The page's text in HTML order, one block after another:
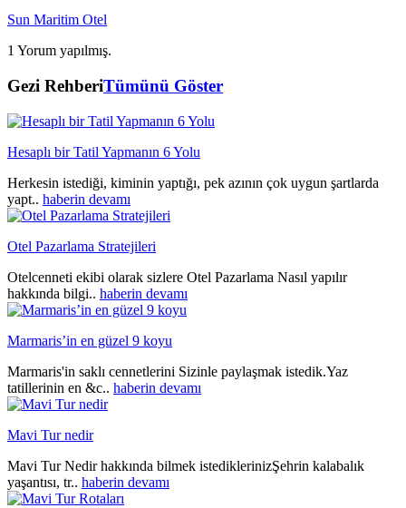
Sun Maritim Otel
1 Yorum yapılmış.
Gezi RehberiTümünü Göster
Hesaplı bir Tatil Yapmanın 6 Yolu
Herkesin istediği, kiminin yaptığı, pek azının çok uygun şartlarda
yapt.. haberin devamı
Otel Pazarlama Stratejileri
Otelcenneti ekibi olarak sizlere Otel Pazarlama Nasıl yapılır
hakkında bilgi.. haberin devamı
Marmaris’in en güzel 9 koyu
Marmaris'in saklı cennetlerini Sizinle paylaşmak istedik.Yaz
tatillerinin en &c.. haberin devamı
Mavi Tur nedir
Mavi Tur Nedir hakkında bilmek istediklerinizŞehrin kalabalık
yaşantısı, tr.. haberin devamı